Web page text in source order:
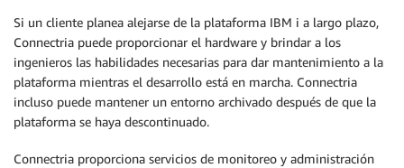
Si un cliente planea alejarse de la plataforma IBM i a largo plazo,
Connectria puede proporcionar el hardware y brindar a los
ingenieros las habilidades necesarias para dar mantenimiento a la
plataforma mientras el desarrollo está en marcha. Connectria
incluso puede mantener un entorno archivado después de que la
plataforma se haya descontinuado.
Connectria proporciona servicios de monitoreo y administración